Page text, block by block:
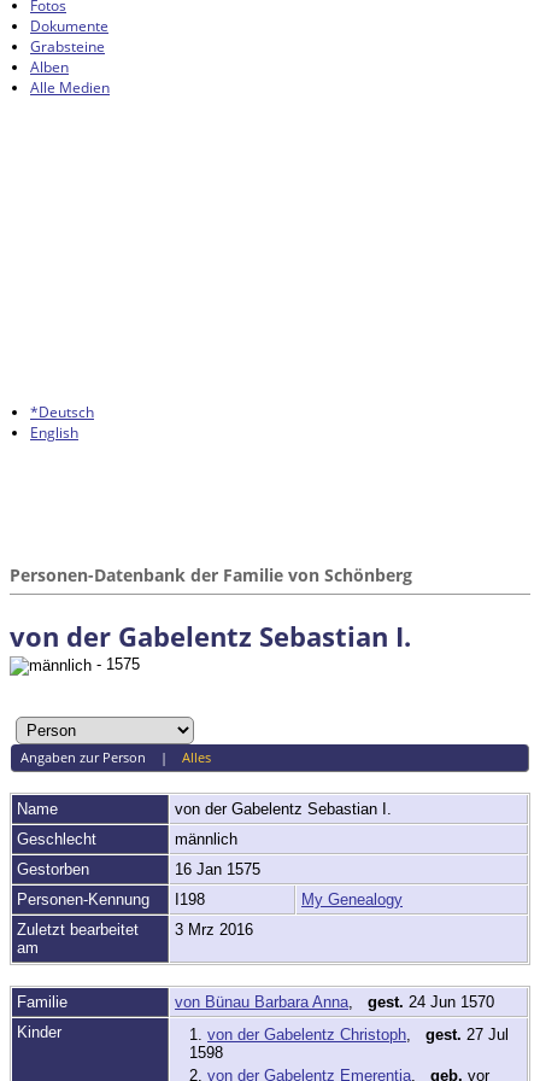
Fotos
Dokumente
Grabsteine
Alben
Alle Medien
*Deutsch
English
Personen-Datenbank der Familie von Schönberg
von der Gabelentz Sebastian I.
- 1575
Angaben zur Person | Alles
Name von der Gabelentz Sebastian I.
Geschlecht
männlich
Gestorben
16 Jan 1575
Personen-Kennung
I198
My Genealogy
Zuletzt bearbeitet
am
3 Mrz 2016
Familie von Bünau Barbara Anna gest. 24 Jun 1570
Kinder
1. von der Gabelentz Christoph gest. 27 Jul
1598
2. von der Gabelentz Emerentia geb. vor